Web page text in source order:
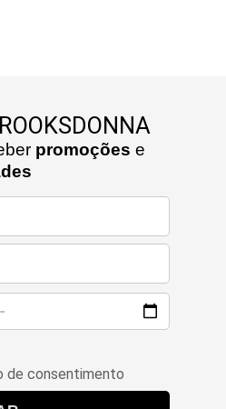
promoções e
de consentimento